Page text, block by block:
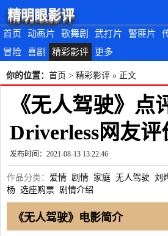
首页 动画片 歌舞剧 武打片 警匪片
冒险
喜剧 精彩影评 更多
精明眼影评
你的位置： 首页 > 精彩影评 » 正文
《无人驾驶》点
Driverless网友评
发布时间：2021-08-13 13:22:46
作品分类： 爱情 剧情 家庭 无人驾驶 刘
杨 选座购票 剧情介绍
《无人驾驶》电影简介